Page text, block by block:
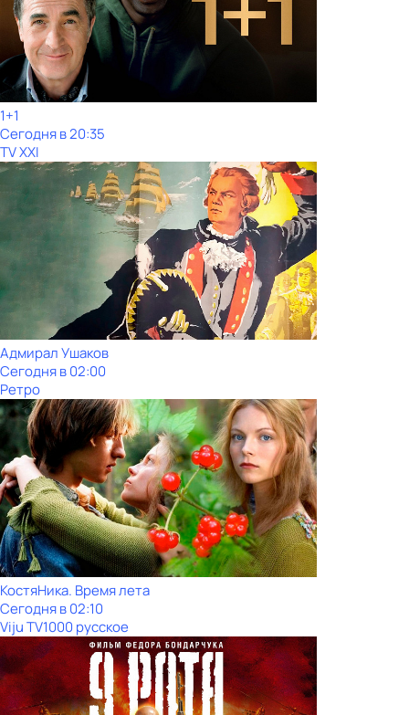
1+1
Сегодня в 20:35
TV XXI
Адмирал Ушаков
Сегодня в 02:00
Ретро
КостяНика. Время лета
Сегодня в 02:10
Viju TV1000 русское